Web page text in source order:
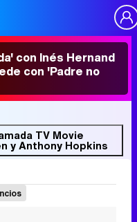
con Inés Hernand
con 'Padre no
TV Movie
y Anthony Hopkins